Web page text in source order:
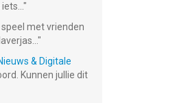
"
speel met vrienden
"
& Digitale
Kunnen jullie dit